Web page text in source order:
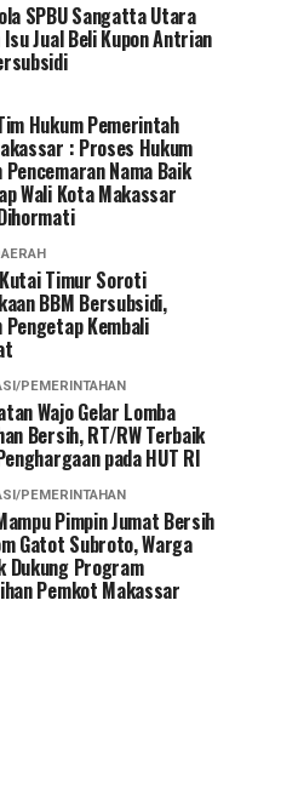
SPBU Sangatta Utara
Jual Beli Kupon Antrian
Hukum Pemerintah
: Proses Hukum
Pencemaran Nama Baik
Wali Kota Makassar
Timur Soroti
BBM Bersubsidi,
Pengetap Kembali
PEMERINTAHAN
Wajo Gelar Lomba
Bersih, RT/RW Terbaik
pada HUT RI
PEMERINTAHAN
Pimpin Jumat Bersih
Gatot Subroto, Warga
Dukung Program
Pemkot Makassar